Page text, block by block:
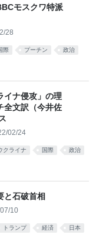
モスクワ特派
28
際 プーチン 政治
イナ侵攻」の理
全文訳（今井佐
02/24
クライナ 国際 政治
と石破首相
10
トランプ 経済 日本